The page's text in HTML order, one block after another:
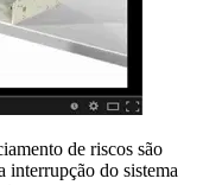
de riscos são
interrupção do sistema